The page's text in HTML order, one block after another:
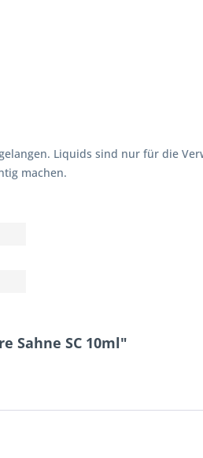
Liquids sind nur für die
machen.
Sahne SC 10ml"